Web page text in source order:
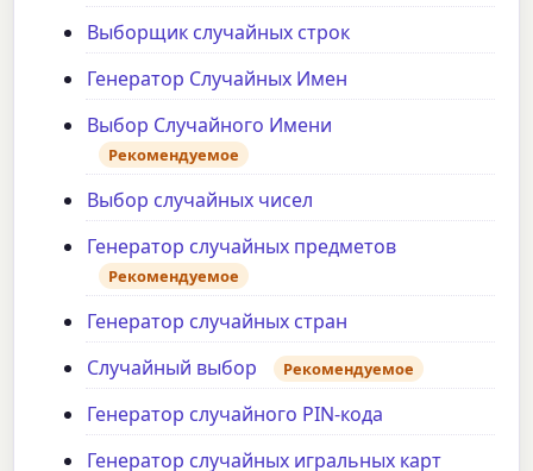
Выборщик случайных строк
Генератор Случайных Имен
Выбор Случайного Имени
Рекомендуемое
Выбор случайных чисел
Генератор случайных предметов
Рекомендуемое
Генератор случайных стран
Случайный выбор
Рекомендуемое
Генератор случайного PIN-кода
Генератор случайных игральных карт